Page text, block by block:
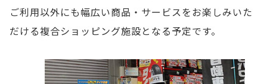
ご利用以外にも幅広い商品・サービスをお楽しみいた
だける複合ショッピング施設となる予定です。